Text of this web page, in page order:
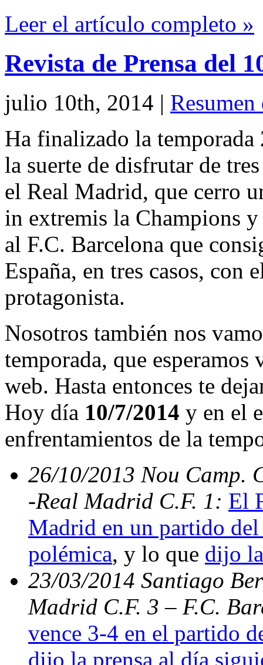
Leer el artículo completo »
Revista de Prensa del
julio 10th, 2014 | Resumen
Ha finalizado la
la suerte de disfrutar de
el Real Madrid, que cerro
in extremis la Champions
al F.C. Barcelona que
España, en tres casos,
protagonista.
Nosotros también nos
temporada, que esperamos
web. Hasta entonces te
Hoy día 10/7/2014 y en el
enfrentamientos de la
26/10/2013 Nou Camp.
-Real Madrid C.F. 1: El
Madrid en un partido
polémica, y lo que dijo
23/03/2014 Santiago
Madrid C.F. 3 – F.C.
vence 3-4 en el partido
dijo la prensa al día